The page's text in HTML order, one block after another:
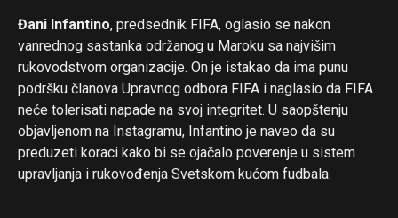
Đani Infantino, predsednik FIFA, oglasio se nakon
vanrednog sastanka održanog u Maroku sa najvišim
rukovodstvom organizacije. On je istakao da ima punu
podršku članova Upravnog odbora FIFA i naglasio da FIFA
neće tolerisati napade na svoj integritet. U saopštenju
objavljenom na Instagramu, Infantino je naveo da su
preduzeti koraci kako bi se ojačalo poverenje u sistem
upravljanja i rukovođenja Svetskom kućom fudbala.